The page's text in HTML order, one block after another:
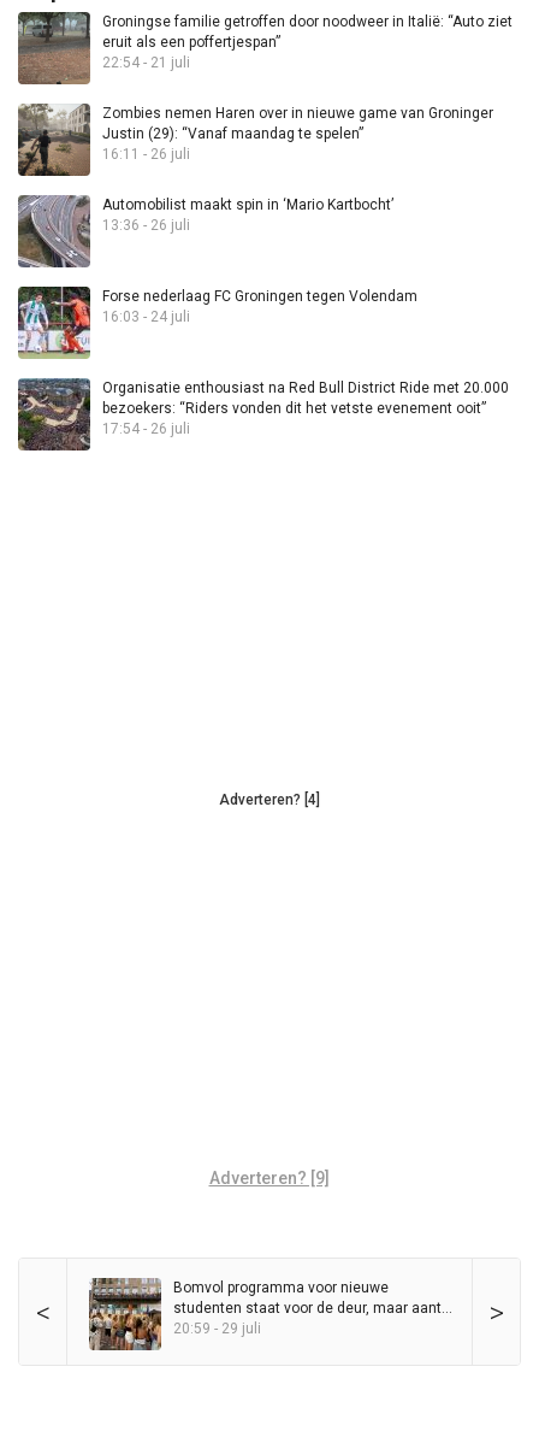
Groningse familie getroffen door noodweer in Italië: “Auto ziet
eruit als een poffertjespan”
22:54 - 21 juli
Zombies nemen Haren over in nieuwe game van Groninger
Justin (29): “Vanaf maandag te spelen”
16:11 - 26 juli
Automobilist maakt spin in ‘Mario Kartbocht’
13:36 - 26 juli
Forse nederlaag FC Groningen tegen Volendam
16:03 - 24 juli
Organisatie enthousiast na Red Bull District Ride met 20.000
bezoekers: “Riders vonden dit het vetste evenement ooit”
17:54 - 26 juli
Adverteren? [4]
Adverteren? [9]
< >
Bomvol programma voor nieuwe
studenten staat voor de deur, maar aantal
KEI-lopers daalt al jaren
20:59 - 29 juli